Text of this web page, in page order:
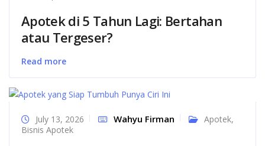
Apotek di 5 Tahun Lagi: Bertahan
atau Tergeser?
Read more
July 13, 2026 Wahyu Firman Apotek,
Bisnis Apotek